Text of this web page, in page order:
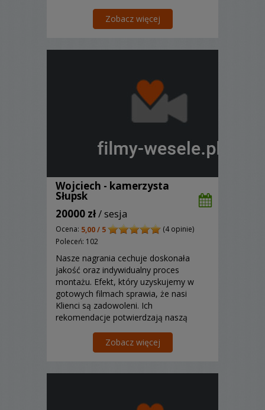
Zobacz więcej
Wojciech - kamerzysta
Słupsk
20000 zł/ sesja
Ocena: 5,00 / 5
(4 opinie)
Poleceń: 102
Nasze nagrania cechuje doskonała
jakość oraz indywidualny proces
montażu. Efekt, który uzyskujemy w
gotowych filmach sprawia, że nasi
Klienci są zadowoleni. Ich
rekomendacje potwierdzają naszą
satysfakcję. Zapraszamy!
Zobacz więcej